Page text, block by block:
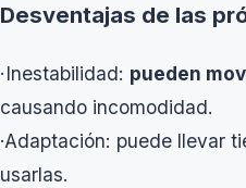
Desventajas de las
·Inestabilidad: pueden
causando incomodidad.
·Adaptación: puede llevar
usarlas.